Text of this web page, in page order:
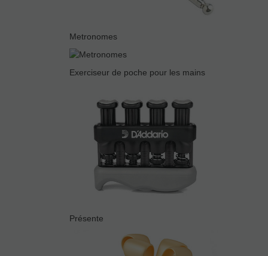
Metronomes
Exerciseur de poche pour les mains
Présente